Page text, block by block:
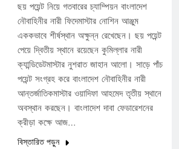
ছয় পয়েন্ট নিয়ে গতবারের চ্যাম্পিয়ন বাংলাদেশ
নৌবাহিনীর নারী ফিদেমাস্টার নোশিন আঞ্জুম
এককভাবে শীর্ষস্থান অক্ষুন্ন রেখেছেন। ছয় পয়েন্ট
পেয়ে দ্বিতীয় স্থানে রয়েছেন কুমিল্লার নারী
ক্যান্ডিডেটমাস্টার নুশরাত জাহান আলো। সাড়ে পাঁচ
পয়েন্ট সংগ্রহ করে বাংলাদেশ নৌবাহিনীর নারী
আন্তর্জাতিকমাস্টার ওয়াদিফা আহমেদ তৃতীয় স্থানে
অবস্থান করছেন। বাংলাদেশ দাবা ফেডারেশনের
ক্রীড়া কক্ষে আজ…
বিস্তারিত পড়ুন